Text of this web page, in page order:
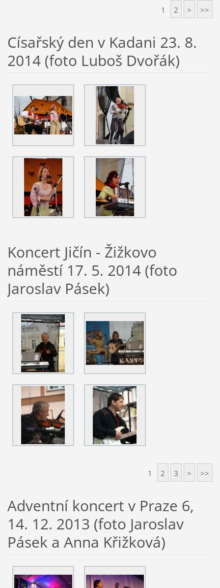
1 2 > >>
Císařský den v Kadani 23. 8.
2014 (foto Luboš Dvořák)
Koncert Jičín - Žižkovo
náměstí 17. 5. 2014 (foto
Jaroslav Pásek)
1 2 3 > >>
Adventní koncert v Praze 6,
14. 12. 2013 (foto Jaroslav
Pásek a Anna Křižková)